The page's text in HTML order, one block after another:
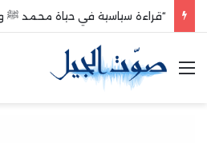
“قراءة سياسية في حياة محمد ﷺ
القائمة